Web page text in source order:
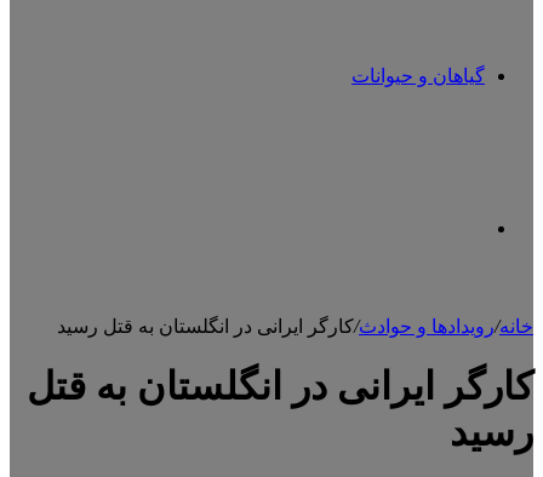
گیاهان و حیوانات
پوسته
خانه/رویدادها و حوادث/کارگر ایرانی در انگلستان به قتل رسید
کارگر ایرانی در انگلستان به قتل
رسید